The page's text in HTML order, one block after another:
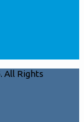
All Rights